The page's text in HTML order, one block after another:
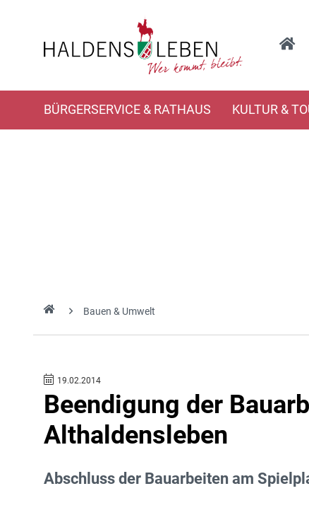
BÜRGERSERVICE & RATHAUS KULTUR &
Bauen & Umwelt
19.02.2014
Beendigung der
Althaldensleben
Abschluss der Bauarbeiten am